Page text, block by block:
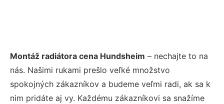
Montáž radiátora cena Hundsheim – nechajte to na
nás. Našimi rukami prešlo veľké množstvo
spokojných zákazníkov a budeme veľmi radi, ak sa k
nim pridáte aj vy. Každému zákazníkovi sa snažíme